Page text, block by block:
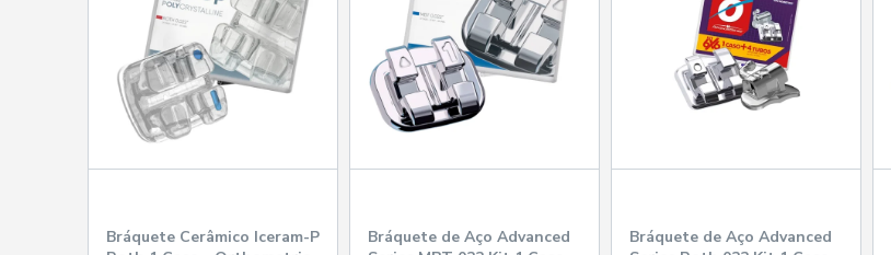
Bráquete Cerâmico Iceram-P
Bráquete de Aço Advanced
Bráquete de Aço Advanced